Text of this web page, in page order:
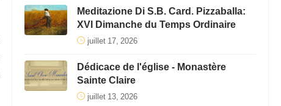
Meditazione Di S.B. Card. Pizzaballa:
XVI Dimanche du Temps Ordinaire
juillet 17, 2026
Dédicace de l'église - Monastère
Sainte Claire
juillet 13, 2026